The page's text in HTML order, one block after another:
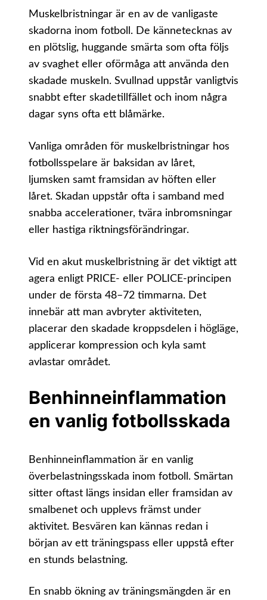
Muskelbristningar är en av de vanligaste
skadorna inom fotboll. De kännetecknas av
en plötslig, huggande smärta som ofta följs
av svaghet eller oförmåga att använda den
skadade muskeln. Svullnad uppstår vanligtvis
snabbt efter skadetillfället och inom några
dagar syns ofta ett blåmärke.
Vanliga områden för muskelbristningar hos
fotbollsspelare är baksidan av låret,
ljumsken samt framsidan av höften eller
låret. Skadan uppstår ofta i samband med
snabba accelerationer, tvära inbromsningar
eller hastiga riktningsförändringar.
Vid en akut muskelbristning är det viktigt att
agera enligt PRICE- eller POLICE-principen
under de första 48–72 timmarna. Det
innebär att man avbryter aktiviteten,
placerar den skadade kroppsdelen i högläge,
applicerar kompression och kyla samt
avlastar området.
Benhinneinflammation
en vanlig fotbollsskada
Benhinneinflammation är en vanlig
överbelastningsskada inom fotboll. Smärtan
sitter oftast längs insidan eller framsidan av
smalbenet och upplevs främst under
aktivitet. Besvären kan kännas redan i
början av ett träningspass eller uppstå efter
en stunds belastning.
En snabb ökning av träningsmängden är en